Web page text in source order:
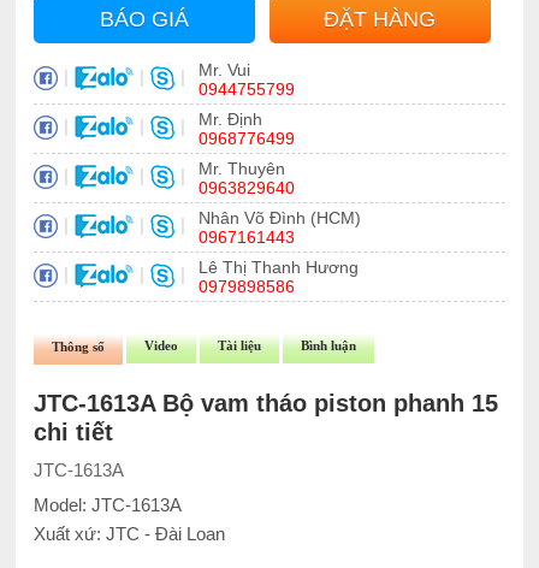
BÁO GIÁ ĐẶT HÀNG
| | |
Mr. Vui
0944755799
| | |
Mr. Định
0968776499
| | |
Mr. Thuyên
0963829640
| | |
Nhân Võ Đình (HCM)
0967161443
| | |
Lê Thị Thanh Hương
0979898586
Thông số Video Tài liệu Bình luận
JTC-1613A Bộ vam tháo piston phanh 15
chi tiết
JTC-1613A
Model: JTC-1613A
Xuất xứ: JTC - Đài Loan